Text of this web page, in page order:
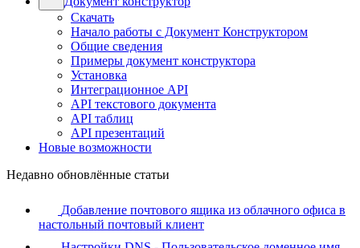
Скачать
Начало работы с Документ Конструктором
Общие сведения
Примеры документ конструктора
Установка
Интеграционное API
API текстового документа
API таблиц
API презентаций
Новые возможности
Недавно обновлённые статьи
Добавление почтового ящика из облачного офиса в
настольный почтовый клиент